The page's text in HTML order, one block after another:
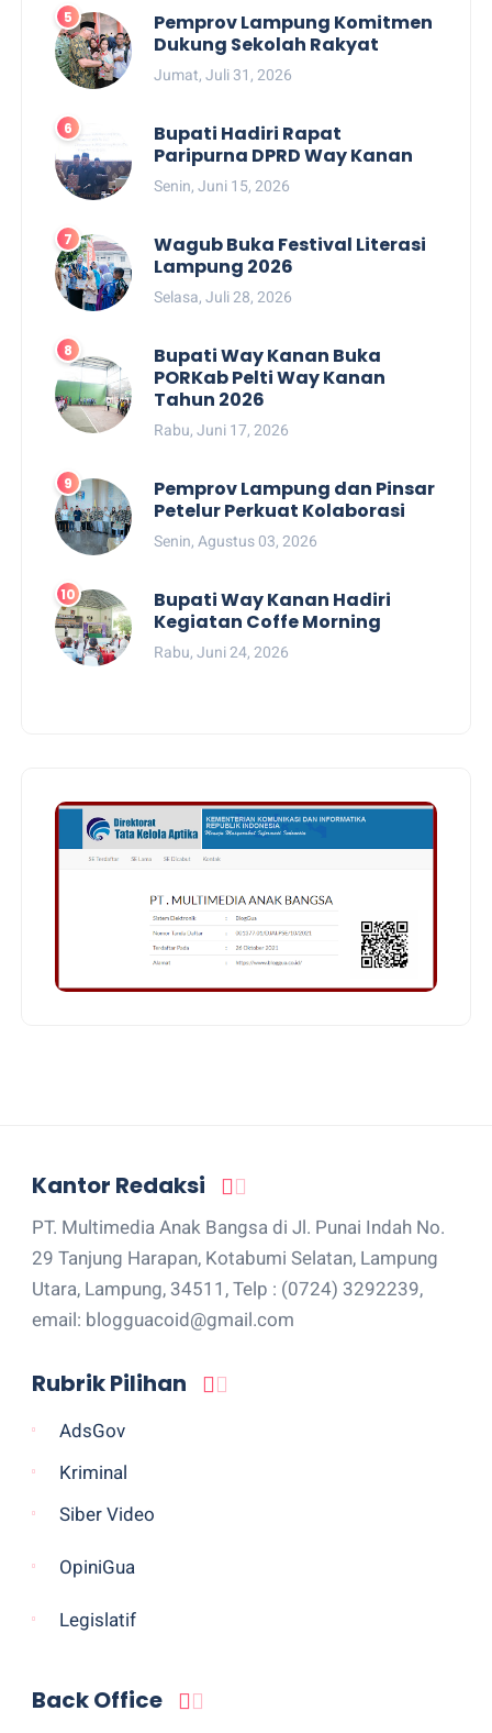
Pemprov Lampung Komitmen
Dukung Sekolah Rakyat
Jumat, Juli 31, 2026
Bupati Hadiri Rapat
Paripurna DPRD Way Kanan
Senin, Juni 15, 2026
Wagub Buka Festival Literasi
Lampung 2026
Selasa, Juli 28, 2026
Bupati Way Kanan Buka
PORKab Pelti Way Kanan
Tahun 2026
Rabu, Juni 17, 2026
Pemprov Lampung dan Pinsar
Petelur Perkuat Kolaborasi
Senin, Agustus 03, 2026
Bupati Way Kanan Hadiri
Kegiatan Coffe Morning
Rabu, Juni 24, 2026
Kantor Redaksi
PT. Multimedia Anak Bangsa di Jl. Punai Indah No.
29 Tanjung Harapan, Kotabumi Selatan, Lampung
Utara, Lampung, 34511, Telp : (0724) 3292239,
email: blogguacoid@gmail.com
Rubrik Pilihan
AdsGov
Kriminal
Siber Video
OpiniGua
Legislatif
Back Office